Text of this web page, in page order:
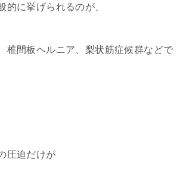
的に挙げられるのが、
椎間板ヘルニア、梨状筋症候群などで
圧迫だけが